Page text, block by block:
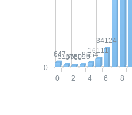
9647
5165376050168654
16111
34124
0 2 4 6 8
0